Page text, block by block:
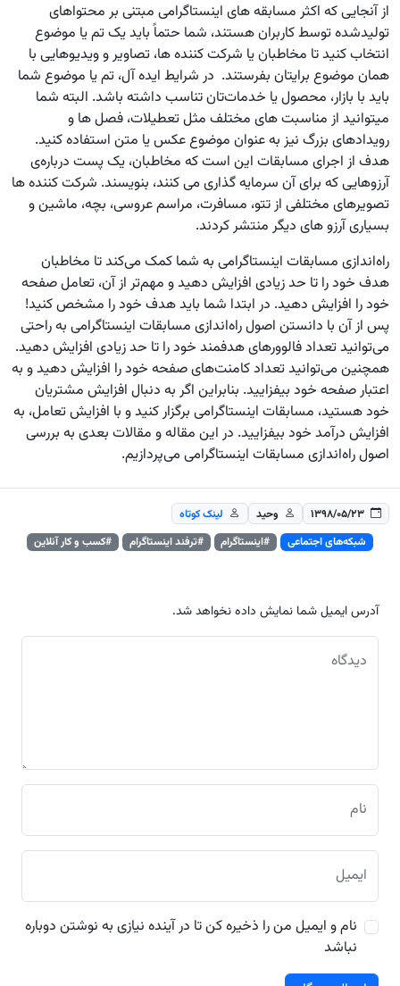
از آنجایی که اکثر مسابقه های اینستاگرامی مبتنی بر محتواهای
تولیدشده توسط کاربران هستند، شما حتماً باید یک تم یا موضوع
انتخاب کنید تا مخاطبان یا شرکت کننده ها، تصاویر و ویدیوهایی با
همان موضوع برایتان بفرستند. در شرایط ایده آل، تم یا موضوع شما
باید با بازار، محصول یا خدمات‌تان تناسب داشته باشد. البته شما
میتوانید از مناسبت های مختلف مثل تعطیلات، فصل ها و
رویدادهای بزرگ نیز به عنوان موضوع عکس یا متن استفاده کنید.
هدف از اجرای مسابقات این است که مخاطبان، یک پست درباره‌ی
آرزوهایی که برای آن سرمایه گذاری می کنند، بنویسند. شرکت کننده ها
تصویرهای مختلفی از تتو، مسافرت، مراسم عروسی، بچه، ماشین و
بسیاری آرزو های دیگر منتشر کردند.
راه‌اندازی مسابقات اینستاگرامی به شما کمک می‌کند تا مخاطبان
هدف خود را تا حد زیادی افزایش دهید و مهم‌تر از آن، تعامل صفحه
خود را افزایش دهید. در ابتدا شما باید هدف خود را مشخص کنید!
پس از آن با دانستن اصول راه‌اندازی مسابقات اینستاگرامی به راحتی
می‌توانید تعداد فالوورهای هدفمند خود را تا حد زیادی افزایش دهید.
همچنین می‌توانید تعداد کامنت‌های صفحه خود را افزایش دهید و به
اعتبار صفحه خود بیفزایید. بنابراین اگر به دنبال افزایش مشتریان
خود هستید، مسابقات اینستاگرامی برگزار کنید و با افزایش تعامل، به
افزایش درآمد خود بیفزایید. در این مقاله و مقالات بعدی به بررسی
اصول راه‌اندازی مسابقات اینستاگرامی می‌پردازیم.
۱۳۹۸/۰۵/۲۳ وحید
لینک کوتاه
شبکه‌های اجتماعی
#اینستاگرام #ترفند اینستاگرام #کسب و کار آنلاین
آدرس ایمیل شما نمایش داده نخواهد شد.
دیدگاه
نام
ایمیل
نام و ایمیل من را ذخیره کن تا در آینده نیازی به نوشتن دوباره
نباشد